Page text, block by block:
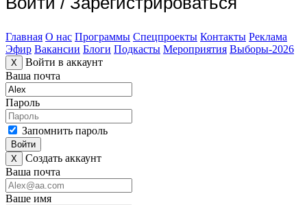
Главная О нас Программы Спецпроекты Контакты Реклама
Эфир Вакансии Блоги Подкасты Мероприятия Выборы-2026
X
Войти в аккаунт
Ваша почта
Пароль
Запомнить пароль
Войти
X
Создать аккаунт
Ваша почта
Ваше имя